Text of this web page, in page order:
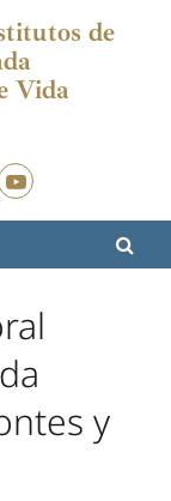
de
Vida
y